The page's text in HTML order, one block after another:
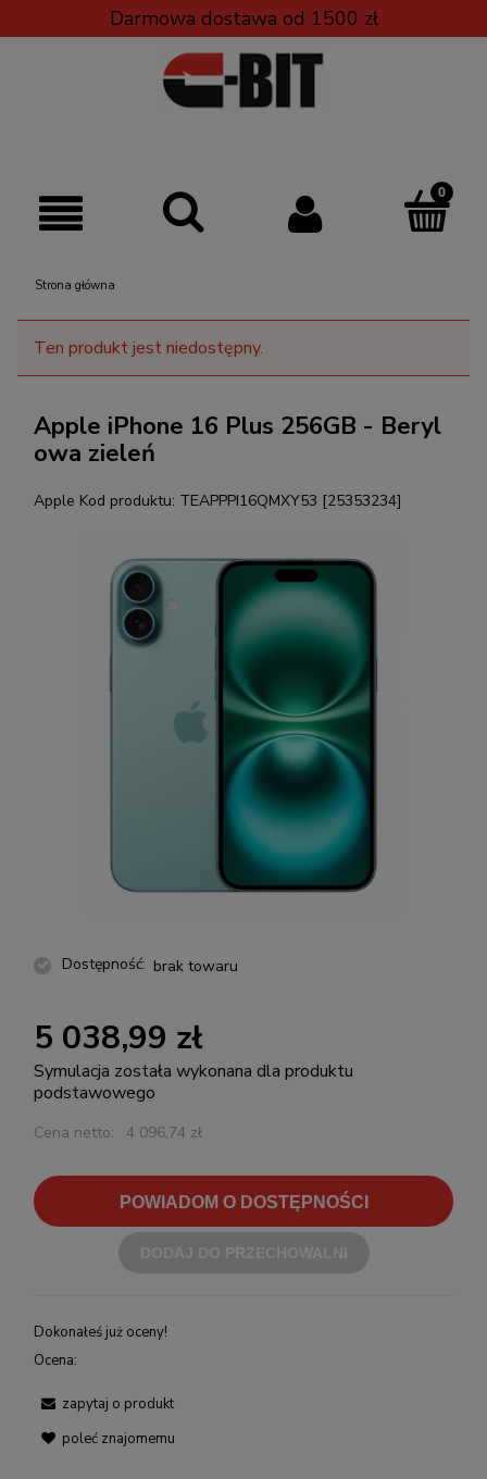
Darmowa dostawa od 1500 zł
Strona główna
Ten produkt jest niedostępny.
Apple iPhone 16 Plus 256GB - Beryl
owa zieleń
Apple Kod produktu: TEAPPPI16QMXY53 [25353234]
Dostępność: brak towaru
5 038,99 zł
Symulacja została wykonana dla produktu
podstawowego
Cena netto: 4 096,74 zł
POWIADOM O DOSTĘPNOŚCI
Dokonałeś już oceny!
Ocena:
zapytaj o produkt
poleć znajomemu